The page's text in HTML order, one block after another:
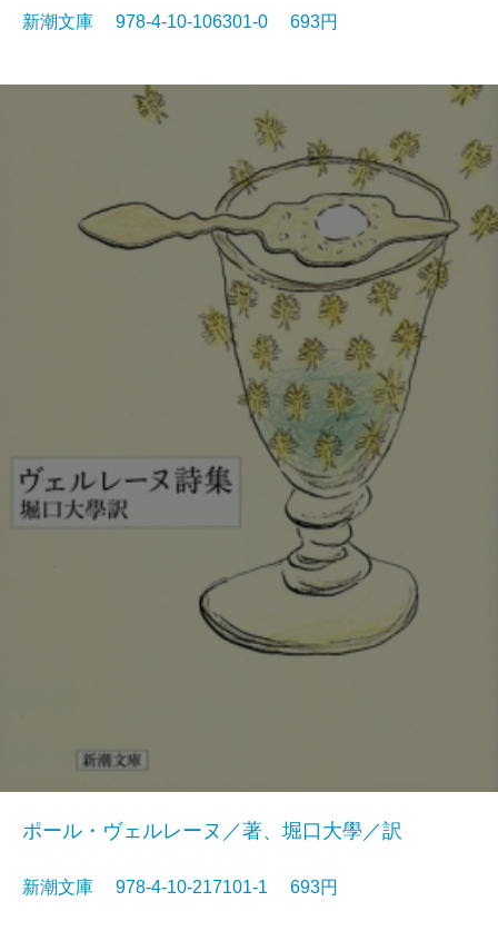
新潮文庫 978-4-10-106301-0 693円
ポール・ヴェルレーヌ／著、堀口大學／訳
新潮文庫 978-4-10-217101-1 693円